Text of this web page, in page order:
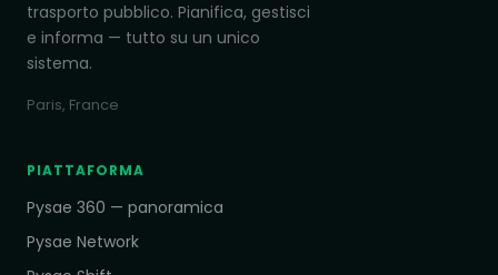
trasporto pubblico. Pianifica, gestisci
e informa — tutto su un unico
sistema.
Paris, France
PIATTAFORMA
Pysae 360 — panoramica
Pysae Network